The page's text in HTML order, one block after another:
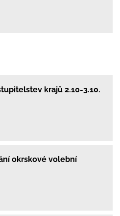
krajů 2.10-3.10.
okrskové volební